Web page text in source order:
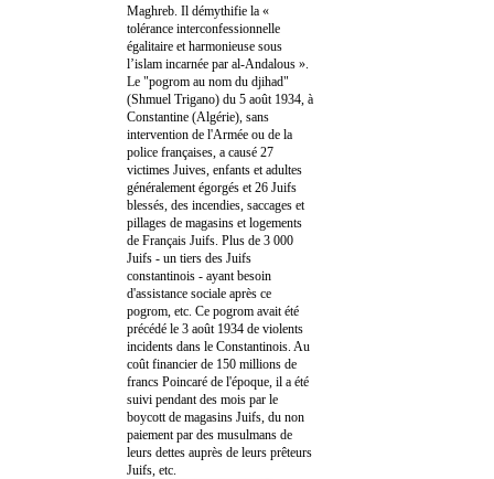
Maghreb. Il démythifie la «
tolérance interconfessionnelle
égalitaire et harmonieuse sous
l’islam incarnée par al-Andalous ».
Le "pogrom au nom du djihad"
(Shmuel Trigano) du 5 août 1934, à
Constantine (Algérie), sans
intervention de l'Armée ou de la
police françaises, a causé 27
victimes Juives, enfants et adultes
généralement égorgés et 26 Juifs
blessés, des incendies, saccages et
pillages de magasins et logements
de Français Juifs. Plus de 3 000
Juifs - un tiers des Juifs
constantinois - ayant besoin
d'assistance sociale après ce
pogrom, etc. Ce pogrom avait été
précédé le 3 août 1934 de violents
incidents dans le Constantinois. Au
coût financier de 150 millions de
francs Poincaré de l'époque, il a été
suivi pendant des mois par le
boycott de magasins Juifs, du non
paiement par des musulmans de
leurs dettes auprès de leurs prêteurs
Juifs, etc.